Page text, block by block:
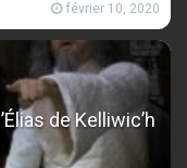
février 10, 2020
de Kelliwic’h